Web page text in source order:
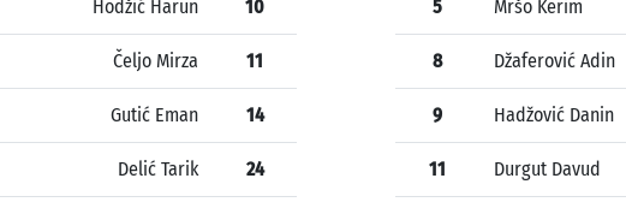
Hodžić Harun 10
Čeljo Mirza 11
Gutić Eman 14
Delić Tarik 24
5 Mršo Kerim
8 Džaferović Adin
9 Hadžović Danin
11 Durgut Davud